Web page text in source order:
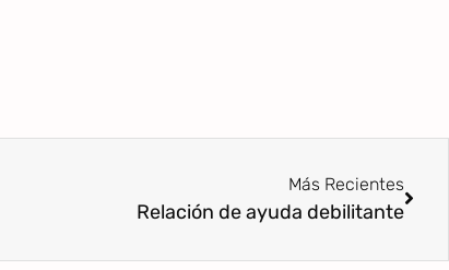
Más Recientes
Relación de ayuda debilitante